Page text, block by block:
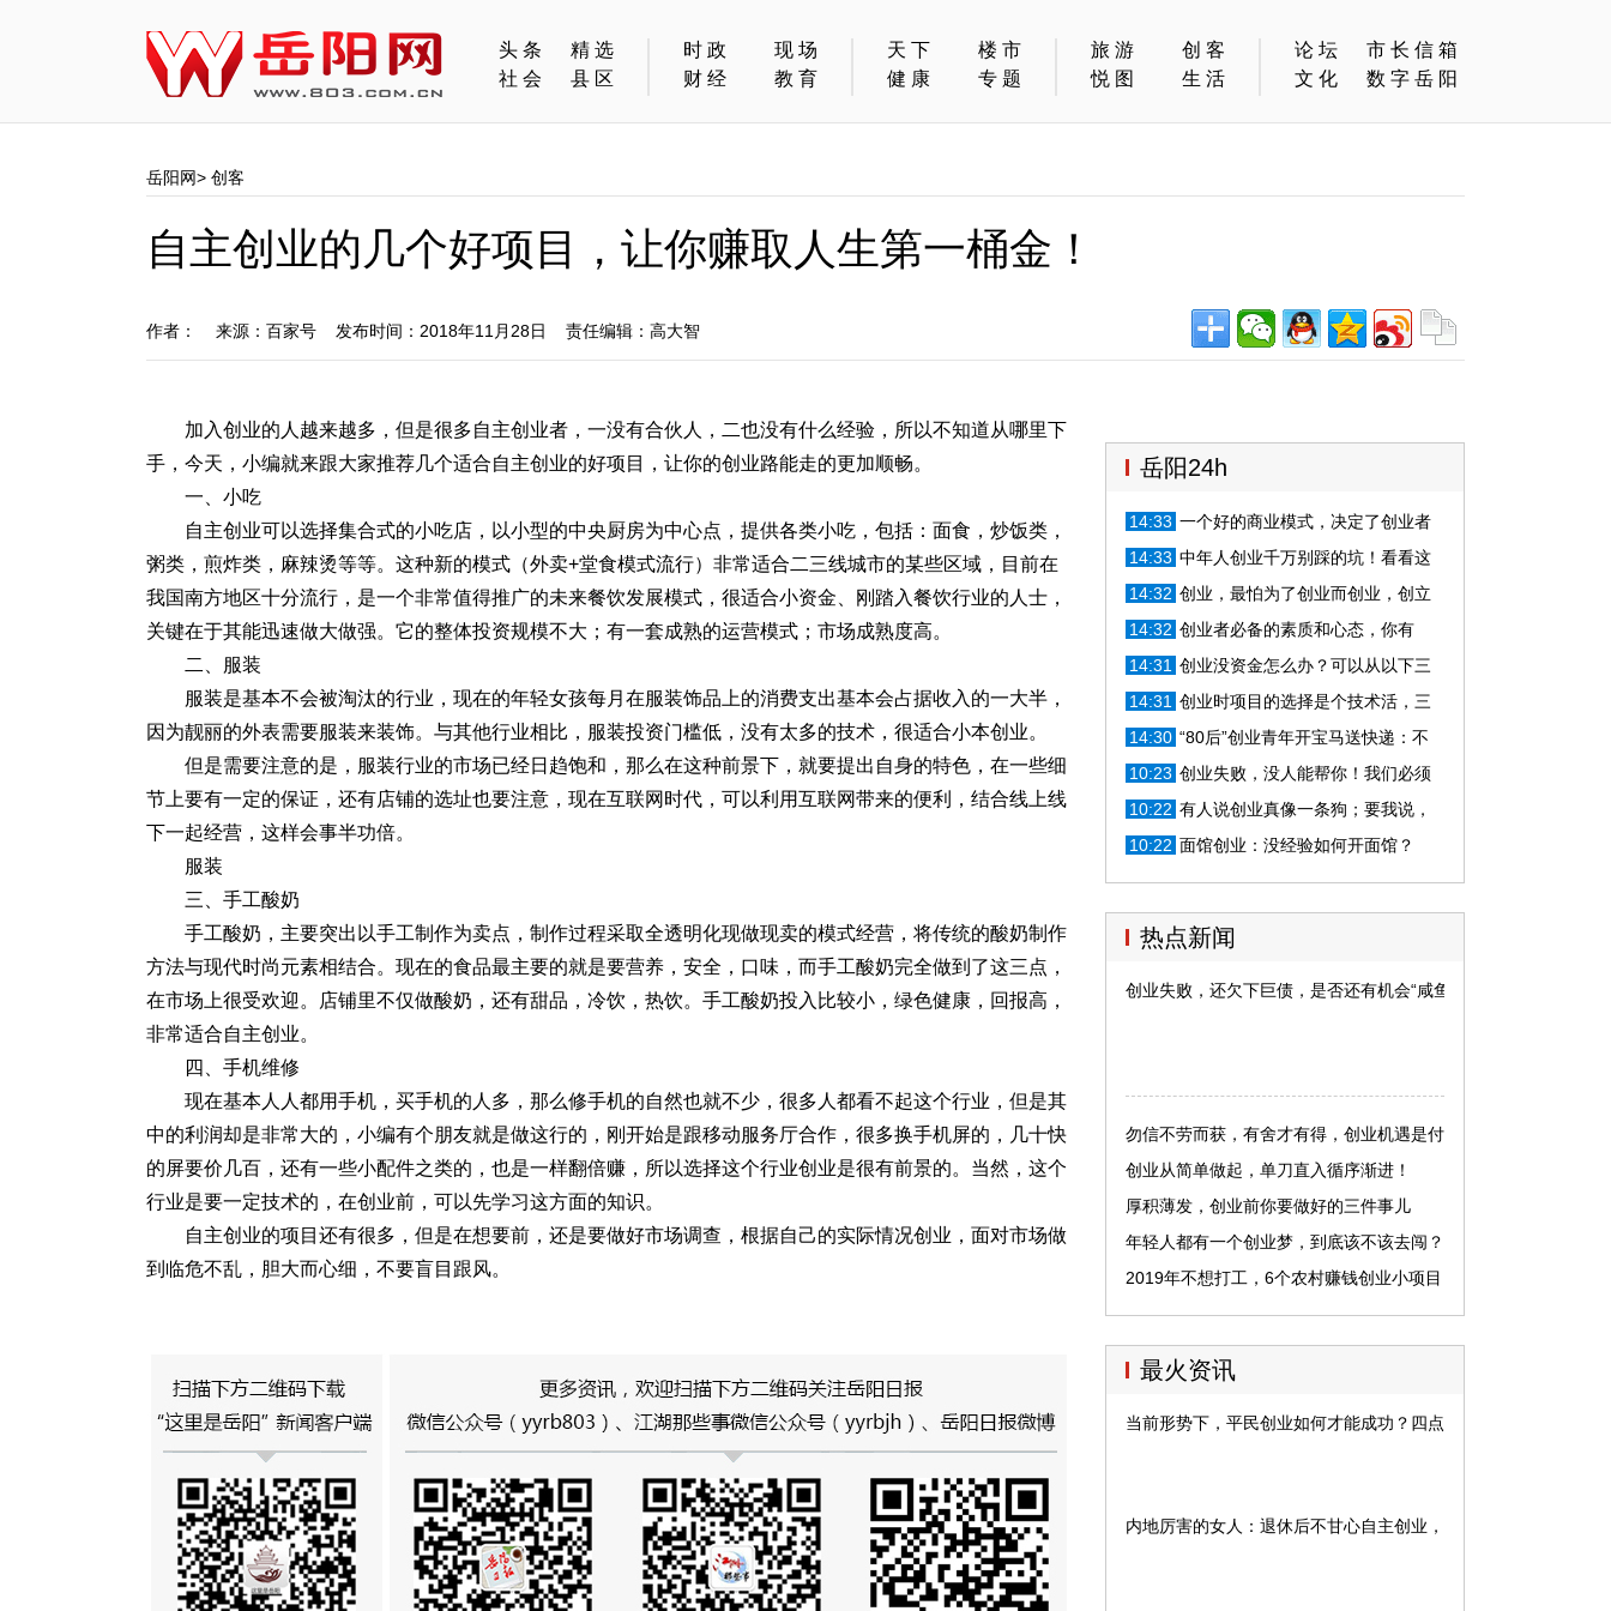
头条
精选
社会
县区
时政
现场
财经
教育
天下
楼市
健康
专题
旅游
创客
悦图
生活
论坛
市长信箱
文化
数字岳阳
岳阳网> 创客
自主创业的几个好项目，让你赚取人生第一桶金！
作者： 来源：百家号 发布时间：2018年11月28日 责任编辑：高大智
加入创业的人越来越多，但是很多自主创业者，一没有合伙人，二也没有什么经验，所以不知道从哪里下
手，今天，小编就来跟大家推荐几个适合自主创业的好项目，让你的创业路能走的更加顺畅。
一、小吃
自主创业可以选择集合式的小吃店，以小型的中央厨房为中心点，提供各类小吃，包括：面食，炒饭类，
粥类，煎炸类，麻辣烫等等。这种新的模式（外卖+堂食模式流行）非常适合二三线城市的某些区域，目前在
我国南方地区十分流行，是一个非常值得推广的未来餐饮发展模式，很适合小资金、刚踏入餐饮行业的人士，
关键在于其能迅速做大做强。它的整体投资规模不大；有一套成熟的运营模式；市场成熟度高。
二、服装
服装是基本不会被淘汰的行业，现在的年轻女孩每月在服装饰品上的消费支出基本会占据收入的一大半，
因为靓丽的外表需要服装来装饰。与其他行业相比，服装投资门槛低，没有太多的技术，很适合小本创业。
但是需要注意的是，服装行业的市场已经日趋饱和，那么在这种前景下，就要提出自身的特色，在一些细
节上要有一定的保证，还有店铺的选址也要注意，现在互联网时代，可以利用互联网带来的便利，结合线上线
下一起经营，这样会事半功倍。
服装
三、手工酸奶
手工酸奶，主要突出以手工制作为卖点，制作过程采取全透明化现做现卖的模式经营，将传统的酸奶制作
方法与现代时尚元素相结合。现在的食品最主要的就是要营养，安全，口味，而手工酸奶完全做到了这三点，
在市场上很受欢迎。店铺里不仅做酸奶，还有甜品，冷饮，热饮。手工酸奶投入比较小，绿色健康，回报高，
非常适合自主创业。
四、手机维修
现在基本人人都用手机，买手机的人多，那么修手机的自然也就不少，很多人都看不起这个行业，但是其
中的利润却是非常大的，小编有个朋友就是做这行的，刚开始是跟移动服务厅合作，很多换手机屏的，几十快
的屏要价几百，还有一些小配件之类的，也是一样翻倍赚，所以选择这个行业创业是很有前景的。当然，这个
行业是要一定技术的，在创业前，可以先学习这方面的知识。
自主创业的项目还有很多，但是在想要前，还是要做好市场调查，根据自己的实际情况创业，面对市场做
到临危不乱，胆大而心细，不要盲目跟风。
岳阳24h
14:33 一个好的商业模式，决定了创业者
的出路
14:33 中年人创业千万别踩的坑！看看这
些有前途的项目，让人生不再迷茫
14:32 创业，最怕为了创业而创业，创立
小微企业的6个技巧
14:32 创业者必备的素质和心态，你有
吗？
14:31 创业没资金怎么办？可以从以下三
点去获取资金支持，解决难题
14:31 创业时项目的选择是个技术活，三
大原则是关键！
14:30 “80后”创业青年开宝马送快递：不
是作秀但确实加分不少
10:23 创业失败，没人能帮你！我们必须
学会自我激励！
10:22 有人说创业真像一条狗；要我说，
创业连狗都不如！
10:22 面馆创业：没经验如何开面馆？
热点新闻
创业失败，还欠下巨债，是否还有机会“咸鱼翻身”？
勿信不劳而获，有舍才有得，创业机遇是付
出代价得来的！
创业从简单做起，单刀直入循序渐进！
厚积薄发，创业前你要做好的三件事儿
年轻人都有一个创业梦，到底该不该去闯？
应该注意什么？
2019年不想打工，6个农村赚钱创业小项目
介绍，总有适合你的
最火资讯
当前形势下，平民创业如何才能成功？四点建议
内地厉害的女人：退休后不甘心自主创业，今奋斗出一家上市公司